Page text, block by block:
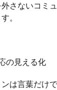
さないコミ
。
の見える化
は言葉だけ